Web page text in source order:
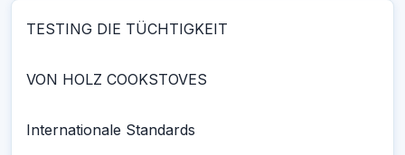
TESTING DIE TÜCHTIGKEIT
VON HOLZ COOKSTOVES
Internationale Standards